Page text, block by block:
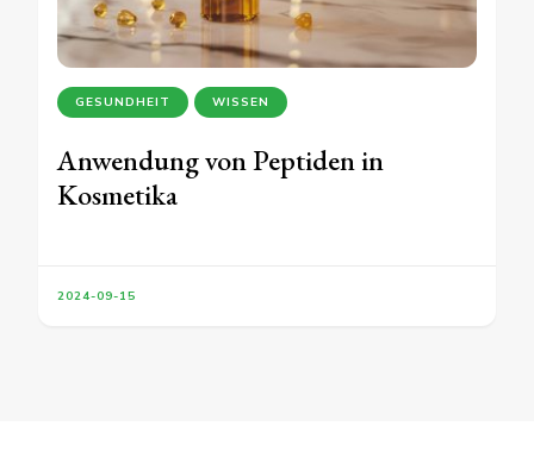
GESUNDHEIT WISSEN
Anwendung von Peptiden in
Kosmetika
2024-09-15